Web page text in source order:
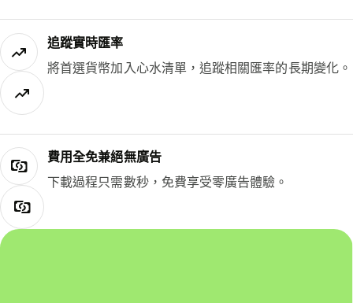
追蹤實時匯率
將首選貨幣加入心水清單，追蹤相關匯率的長期變化。
費用全免兼絕無廣告
下載過程只需數秒，免費享受零廣告體驗。